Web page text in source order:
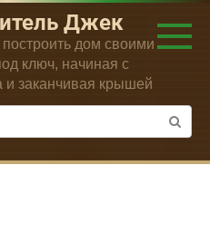
Джек
построить дом своими
ключ, начиная с
и заканчивая крышей